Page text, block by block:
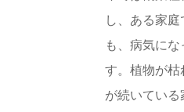
し、ある家
も、病気に
す。植物が
が続いている